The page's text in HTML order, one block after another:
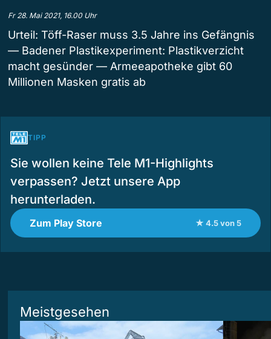
Fr 28. Mai 2021, 16.00 Uhr
Urteil: Töff-Raser muss 3.5 Jahre ins Gefängnis
— Badener Plastikexperiment: Plastikverzicht
macht gesünder — Armeeapotheke gibt 60
Millionen Masken gratis ab
TIPP
Sie wollen keine Tele M1-Highlights
verpassen? Jetzt unsere App
herunterladen.
Zum Play Store ★ 4.5 von 5
Meistgesehen